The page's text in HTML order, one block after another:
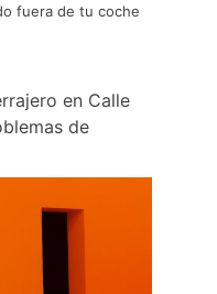
fuera de tu coche
en Calle
de